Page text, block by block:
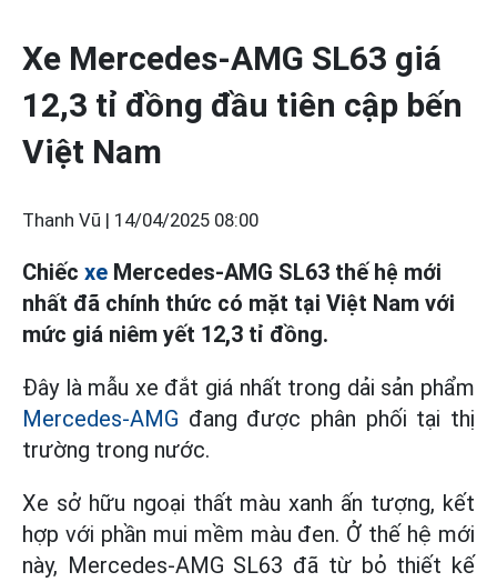
Xe Mercedes-AMG SL63 giá
12,3 tỉ đồng đầu tiên cập bến
Việt Nam
Thanh Vũ | 14/04/2025 08:00
Chiếc xe Mercedes-AMG SL63 thế hệ mới
nhất đã chính thức có mặt tại Việt Nam với
mức giá niêm yết 12,3 tỉ đồng.
Đây là mẫu xe đắt giá nhất trong dải sản phẩm
Mercedes-AMG đang được phân phối tại thị
trường trong nước.
Xe sở hữu ngoại thất màu xanh ấn tượng, kết
hợp với phần mui mềm màu đen. Ở thế hệ mới
này, Mercedes-AMG SL63 đã từ bỏ thiết kế